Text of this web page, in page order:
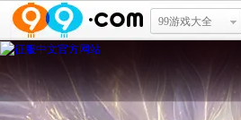
99游戏大全